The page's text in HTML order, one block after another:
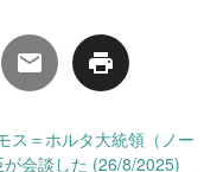
ス＝ホルタ大統領（ノー
会談した (26/8/2025)